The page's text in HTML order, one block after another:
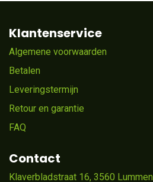
Klantenservice
Algemene voorwaarden
Betalen
Leveringstermijn
Retour en garantie
FAQ
Contact
Klaverbladstraat 16, 3560 Lummen